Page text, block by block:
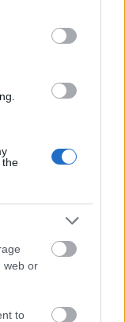
in below Google
the
web or
to
felemelő
a Tomcsa
tette az